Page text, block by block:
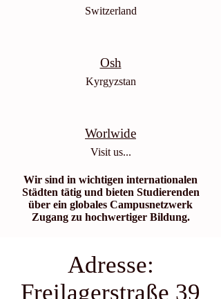
Switzerland
Osh
Kyrgyzstan
Worlwide
Visit us...
Wir sind in wichtigen internationalen
Städten tätig und bieten Studierenden
über ein globales Campusnetzwerk
Zugang zu hochwertiger Bildung.
Adresse:
Freilagerstraße 39